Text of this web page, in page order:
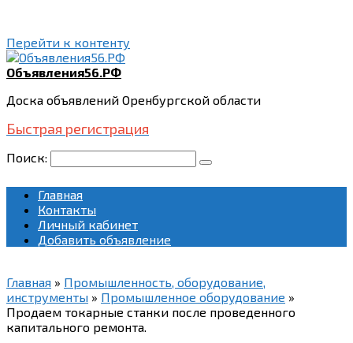
Перейти к контенту
Объявления56.РФ
Доска объявлений Оренбургской области
Быстрая регистрация
Поиск:
Главная
Контакты
Личный кабинет
Добавить объявление
Главная » Промышленность, оборудование,
инструменты » Промышленное оборудование »
Продаем токарные станки после проведенного
капитального ремонта.